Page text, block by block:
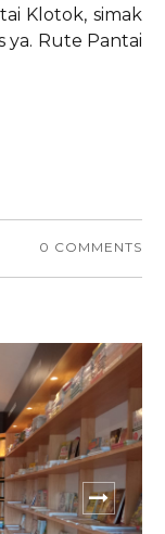
Klotok, simak
ya. Rute Pantai
0 COMMENTS